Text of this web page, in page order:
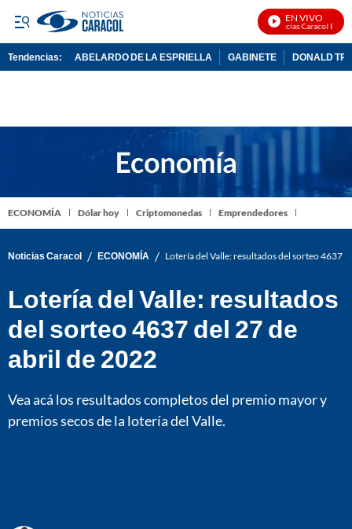
EN VIVO
Noticias Caracol En Vivo
Tendencias: ABELARDO DE LA ESPRIELLA GABINETE DONALD
ECONOMÍA Dólar hoy Criptomonedas Emprendedores
Noticias Caracol / ECONOMÍA / Lotería del Valle: resultados del sorteo 4637
Lotería del Valle: resultados
del sorteo 4637 del 27 de
abril de 2022
Vea acá los resultados completos del premio mayor y
premios secos de la lotería del Valle.